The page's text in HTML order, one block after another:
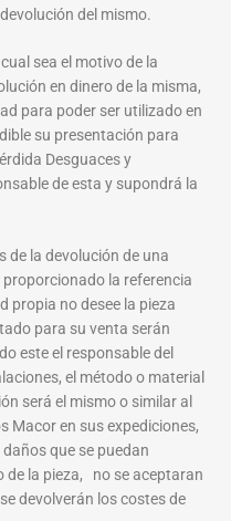
del mismo.
sea el motivo de la
en dinero de la misma,
para poder ser utilizado en
su presentación para
Desguaces y
de esta y supondrá la
de la devolución de una
la referencia
propia no desee la pieza
para su venta serán
este el responsable del
el método o material
será el mismo o similar al
Macor en sus expediciones,
que se puedan
de la pieza, no se aceptaran
devolverán los costes de